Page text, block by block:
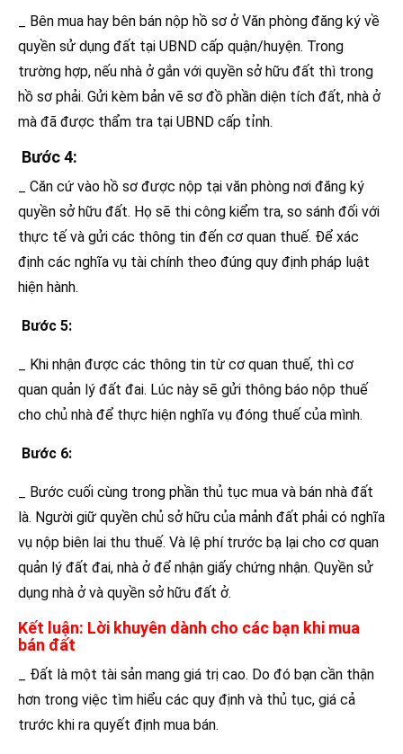
_ Bên mua hay bên bán nộp hồ sơ ở Văn phòng đăng ký về
quyền sử dụng đất tại UBND cấp quận/huyện. Trong
trường hợp, nếu nhà ở gắn với quyền sở hữu đất thì trong
hồ sơ phải. Gửi kèm bản vẽ sơ đồ phần diện tích đất, nhà ở
mà đã được thẩm tra tại UBND cấp tỉnh.
Bước 4:
_ Căn cứ vào hồ sơ được nộp tại văn phòng nơi đăng ký
quyền sở hữu đất. Họ sẽ thi công kiểm tra, so sánh đối với
thực tế và gửi các thông tin đến cơ quan thuế. Để xác
định các nghĩa vụ tài chính theo đúng quy định pháp luật
hiện hành.
Bước 5:
_ Khi nhận được các thông tin từ cơ quan thuế, thì cơ
quan quản lý đất đai. Lúc này sẽ gửi thông báo nộp thuế
cho chủ nhà để thực hiện nghĩa vụ đóng thuế của mình.
Bước 6:
_ Bước cuối cùng trong phần thủ tục mua và bán nhà đất
là. Người giữ quyền chủ sở hữu của mảnh đất phải có nghĩa
vụ nộp biên lai thu thuế. Và lệ phí trước bạ lại cho cơ quan
quản lý đất đai, nhà ở để nhận giấy chứng nhận. Quyền sử
dụng nhà ở và quyền sở hữu đất ở.
Kết luận: Lời khuyên dành cho các bạn khi mua
bán đất
_ Đất là một tài sản mang giá trị cao. Do đó bạn cần thận
hơn trong việc tìm hiểu các quy định và thủ tục, giá cả
trước khi ra quyết định mua bán.